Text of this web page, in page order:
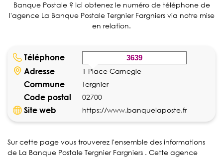
Banque Postale ? Ici obtenez le numéro de téléphone de
l'agence La Banque Postale Tergnier Fargniers via notre mise
en relation.
Téléphone 3639
Adresse 1 Place Carnegie
Commune Tergnier
Code postal 02700
Site web https://www.banquelaposte.fr
Sur cette page vous trouverez l'ensemble des informations
de La Banque Postale Tergnier Fargniers . Cette agence